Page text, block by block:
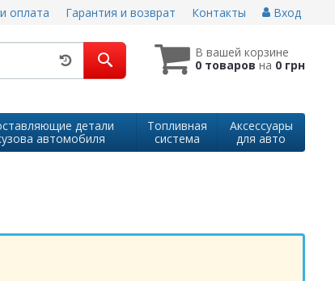
оплата Гарантия и возврат Контакты Вход
В вашей корзине
0 товаровна 0 грн
детали
автомобиля
Топливная
система
Аксессуары
для авто